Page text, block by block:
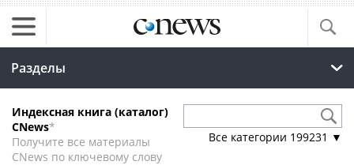
Разделы
Индексная книга (каталог)
CNews*
Получите все материалы
CNews по ключевому слову
Все категории 199231 ▼